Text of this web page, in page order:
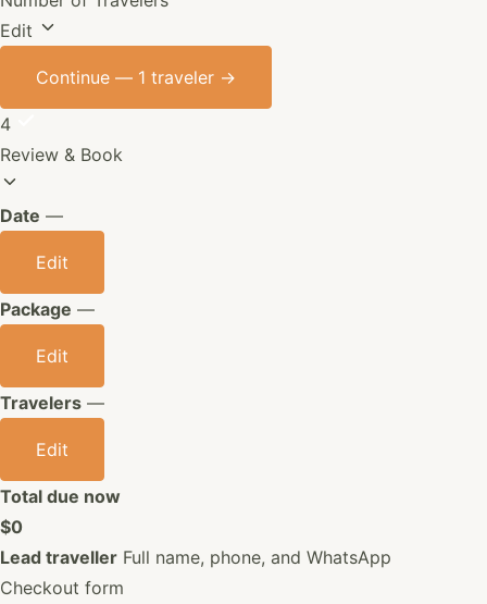
Edit
Continue — 1 traveler →
4
Review & Book
Date —
Edit
Package —
Edit
Travelers —
Edit
Total due now
$0
Lead traveller Full name, phone, and WhatsApp
Checkout form